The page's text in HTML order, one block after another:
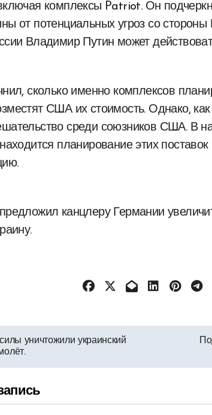
комплексы Patriot. Он
от потенциальных угроз со стороны
Владимир Путин может
сколько именно комплексов
США их стоимость. Однако,
среди союзников США. В
планирование этих
канцлеру Германии
уничтожили украинский